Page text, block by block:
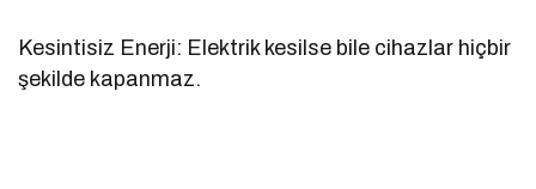
Kesintisiz Enerji: Elektrik kesilse bile cihazlar hiçbir
şekilde kapanmaz.